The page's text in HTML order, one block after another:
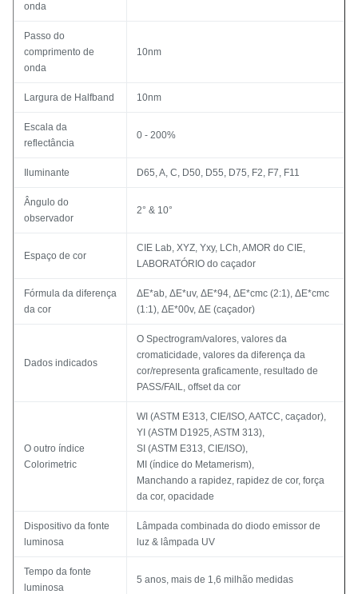
onda
Passo do
comprimento de
onda
10nm
Largura de Halfband 10nm
Escala da
reflectância
0 - 200%
Iluminante D65, A, C, D50, D55, D75, F2, F7, F11
Ângulo do
observador
2° & 10°
Espaço de cor
CIE Lab, XYZ, Yxy, LCh, AMOR do CIE,
LABORATÓRIO do caçador
Fórmula da diferença
da cor
ΔE*ab, ΔE*uv, ΔE*94, ΔE*cmc (2:1), ΔE*cmc
(1:1), ΔE*00v, ΔE (caçador)
Dados indicados
O Spectrogram/valores, valores da
cromaticidade, valores da diferença da
cor/representa graficamente, resultado de
PASS/FAIL, offset da cor
O outro índice
Colorimetric
WI (ASTM E313, CIE/ISO, AATCC, caçador),
YI (ASTM D1925, ASTM 313),
SI (ASTM E313, CIE/ISO),
MI (índice do Metamerism),
Manchando a rapidez, rapidez de cor, força
da cor, opacidade
Dispositivo da fonte
luminosa
Lâmpada combinada do diodo emissor de
luz & lâmpada UV
Tempo da fonte
luminosa
5 anos, mais de 1,6 milhão medidas